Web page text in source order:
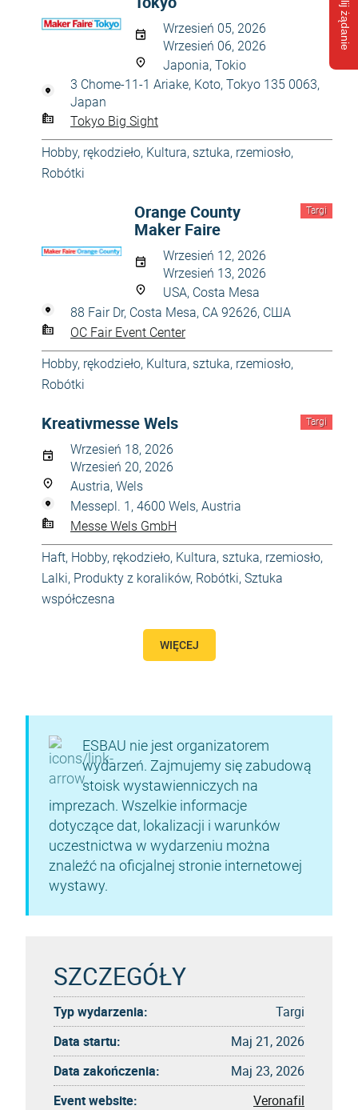
Wyślij żądanie
Wrzesień 05, 2026
Wrzesień 06, 2026
Japonia, Tokio
3 Chome-11-1 Ariake, Koto, Tokyo 135 0063,
Japan
Tokyo Big Sight
Hobby, rękodzieło, Kultura, sztuka, rzemiosło,
Robótki
Targi
Orange County
Maker Faire
Wrzesień 12, 2026
Wrzesień 13, 2026
USA, Costa Mesa
88 Fair Dr, Costa Mesa, CA 92626, США
OC Fair Event Center
Hobby, rękodzieło, Kultura, sztuka, rzemiosło,
Robótki
Targi
Kreativmesse Wels
Wrzesień 18, 2026
Wrzesień 20, 2026
Austria, Wels
Messepl. 1, 4600 Wels, Austria
Messe Wels GmbH
Haft, Hobby, rękodzieło, Kultura, sztuka, rzemiosło,
Lalki, Produkty z koralików, Robótki, Sztuka
współczesna
WIĘCEJ
ESBAU nie jest organizatorem
wydarzeń. Zajmujemy się zabudową
stoisk wystawienniczych na
imprezach. Wszelkie informacje
dotyczące dat, lokalizacji i warunków
uczestnictwa w wydarzeniu można
znaleźć na oficjalnej stronie internetowej
wystawy.
SZCZEGÓŁY
Typ wydarzenia:
Targi
Data startu:
Maj 21, 2026
Data zakończenia:
Maj 23, 2026
Event website:
Veronafil